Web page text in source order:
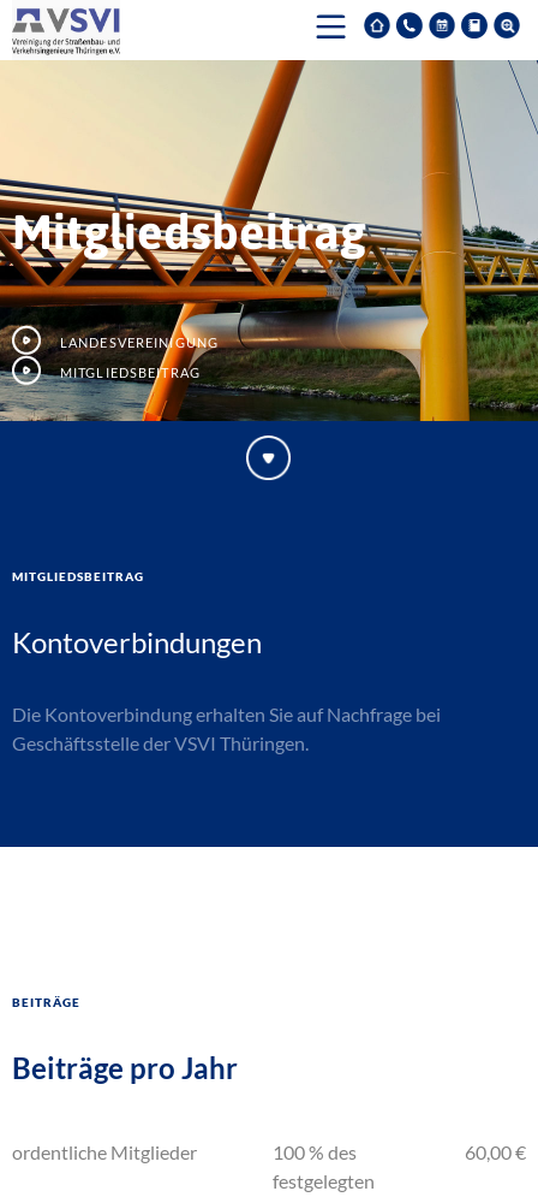
Mitgliedsbeitrag
Landesvereinigung
Mitgliedsbeitrag
Mitgliedsbeitrag
Kontoverbindungen
Die Kontoverbindung erhalten Sie auf Nachfrage bei
Geschäftsstelle der VSVI Thüringen.
Beiträge
Beiträge pro Jahr
ordentliche Mitglieder
100 % des
festgelegten
60,00 €